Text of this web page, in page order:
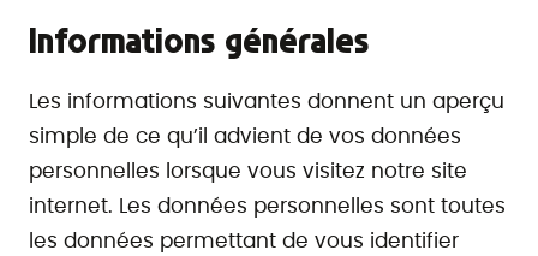
Informations générales
Les informations suivantes donnent un aperçu
simple de ce qu’il advient de vos données
personnelles lorsque vous visitez notre site
internet. Les données personnelles sont toutes
les données permettant de vous identifier